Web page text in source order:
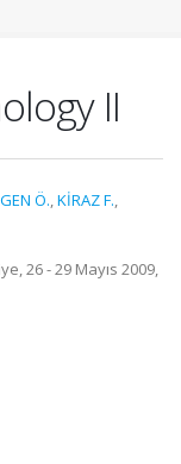
II
Ö.,KİRAZ F.,
26 - 29 Mayıs 2009,